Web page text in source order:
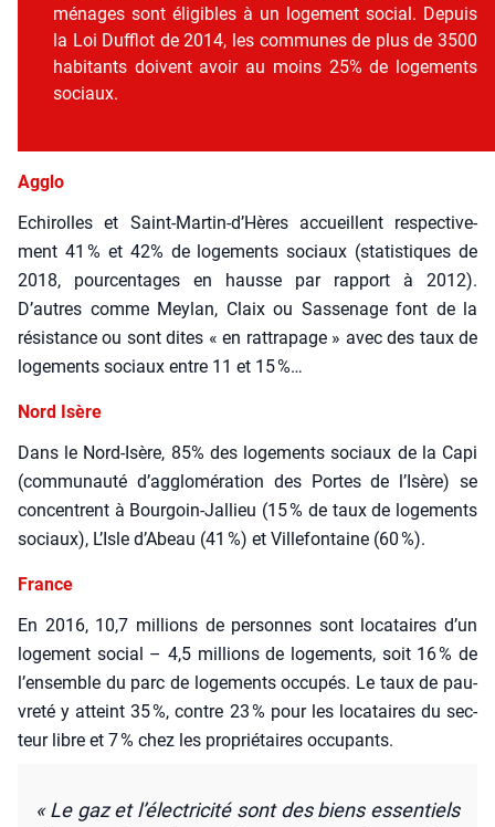
ménages sont éli­gibles à un loge­ment social. Depuis
la Loi Duf­flot de 2014, les com­munes de plus de 3500
habi­tants doivent avoir au moins 25% de loge­ments
sociaux.
Agglo
Echi­rolles et Saint-Martin‑d’Hères accueillent res­pec­ti­ve­
ment 41 % et 42% de loge­ments sociaux (sta­tis­tiques de
2018, pour­cen­tages en hausse par rap­port à 2012).
D’autres comme Mey­lan, Claix ou Sas­se­nage font de la
résis­tance ou sont dites « en rat­tra­page » avec des taux de
loge­ments sociaux entre 11 et 15 %…
Nord Isère
Dans le Nord-Isère, 85% des loge­ments sociaux de la Capi
(com­mu­nau­té d’agglomération des Portes de l’Isère) se
concentrent à Bour­goin-Jal­lieu (15 % de taux de loge­ments
sociaux), L’Isle d’Abeau (41 %) et Vil­le­fon­taine (60 %).
France
En 2016, 10,7 mil­lions de per­sonnes sont loca­taires d’un
loge­ment social – 4,5 mil­lions de loge­ments, soit 16 % de
l’ensemble du parc de loge­ments occu­pés. Le taux de pau­
vre­té y atteint 35 %, contre 23 % pour les loca­taires du sec­
teur libre et 7 % chez les pro­prié­taires occu­pants.
« Le gaz et l’électricité sont des biens essen­tiels